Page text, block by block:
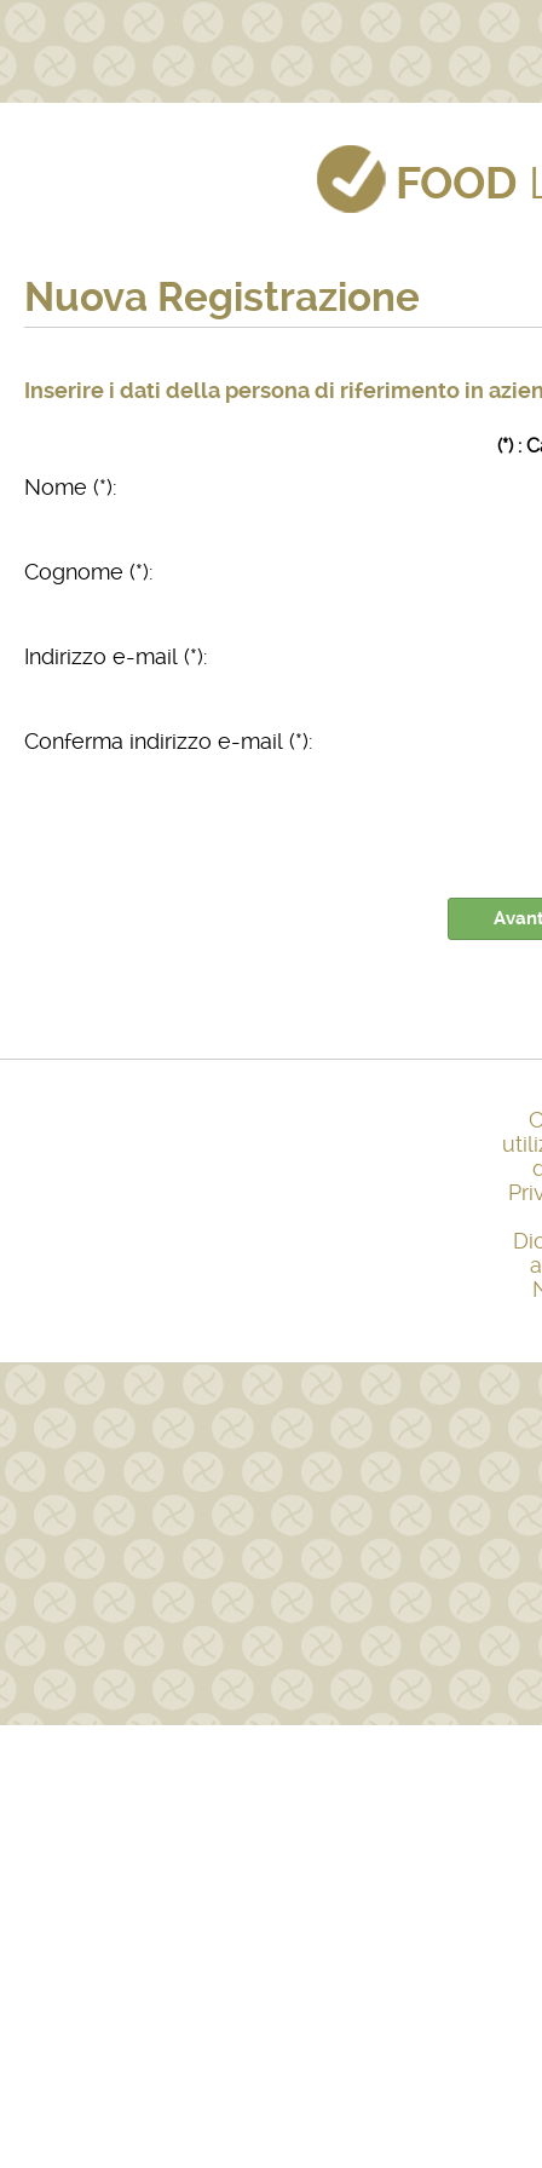
FOOD
Nuova Registrazione
Inserire i dati della persona di riferimento in
(*) :
Nome (*):
Cognome (*):
Indirizzo e-mail (*):
Conferma indirizzo e-mail (*):